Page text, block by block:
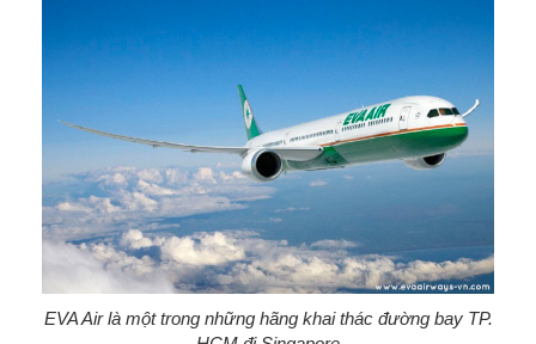
EVA Air là một trong những hãng khai thác đường bay TP.